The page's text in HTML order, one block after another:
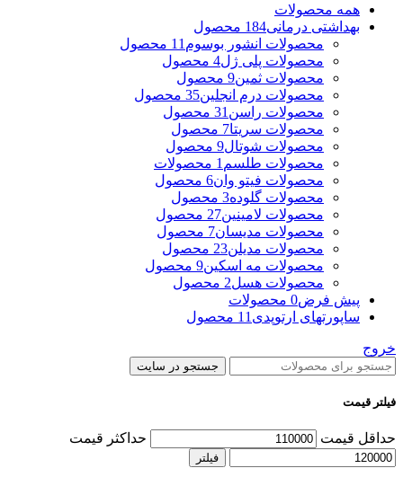
همه محصولات
بهداشتی درمانی184 محصول
محصولات انشور بوسوم 11 محصول
محصولات پلی ژل4 محصول
محصولات ثمین9 محصول
محصولات درم انجلین35 محصول
محصولات راسن 31 محصول
محصولات سریتا7 محصول
محصولات شوتال9 محصول
محصولات طلسم 1 محصولات
محصولات فیتو وان6 محصول
محصولات گلوده3 محصول
محصولات لامینین27 محصول
محصولات مدیسان7 محصول
محصولات مدیلن23 محصول
محصولات مه اسکین9 محصول
محصولات هسل2 محصول
پیش فرض0 محصولات
ساپورتهای ارتوپدی 11 محصول
خروج
جستجو در سایت
فیلتر قیمت
حداقل قیمت حداکثر قیمت
فیلتر